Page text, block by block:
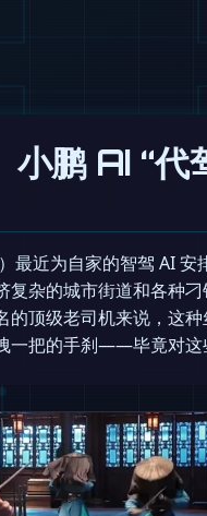
小鹏 AI “代
最近为自家的智驾 AI
复杂的城市街道和各种
的顶级老司机来说，这
一把的手刹——毕竟对这